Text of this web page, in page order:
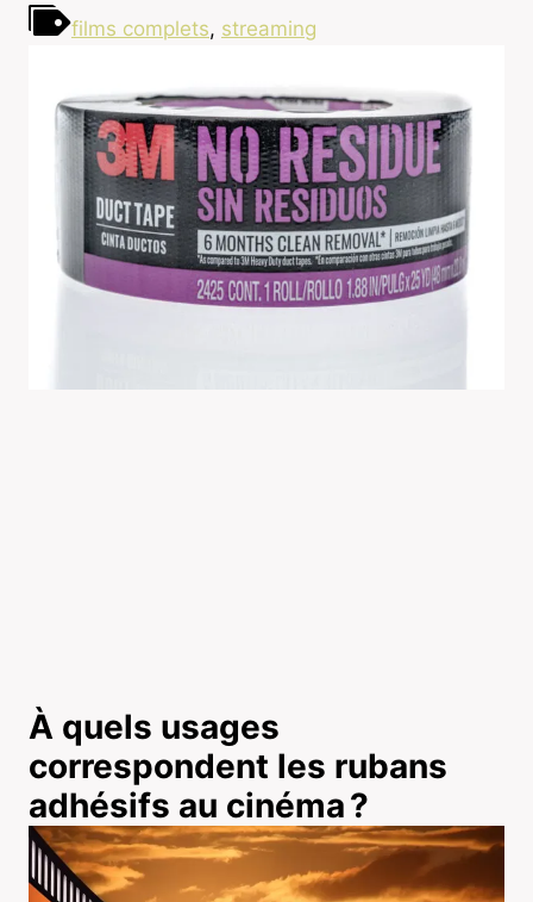
films complets, streaming
À quels usages
correspondent les rubans
adhésifs au cinéma ?